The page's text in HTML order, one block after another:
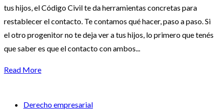
tus hijos, el Código Civil te da herramientas concretas para
restablecer el contacto. Te contamos qué hacer, paso a paso. Si
el otro progenitor no te deja ver a tus hijos, lo primero que tenés
que saber es que el contacto con ambos...
Read More
Derecho empresarial